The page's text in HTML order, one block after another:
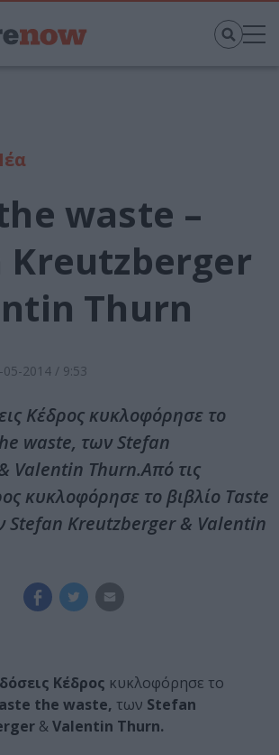
waste –
Kreutzberger
Thurn
05-2014 / 9:53
Κέδρος κυκλοφόρησε το
waste, των Stefan
Valentin Thurn.Από τις
κυκλοφόρησε το βιβλίο Taste
Stefan Kreutzberger & Valentin
Κέδρος κυκλοφόρησε το
the waste, των Stefan
&Valentin Thurn.